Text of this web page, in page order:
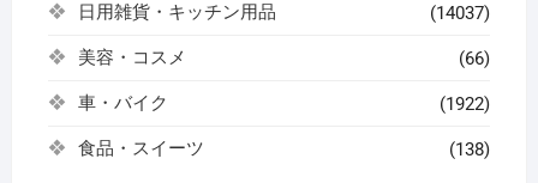
日用雑貨・キッチン用品 (14037)
美容・コスメ (66)
車・バイク (1922)
食品・スイーツ (138)